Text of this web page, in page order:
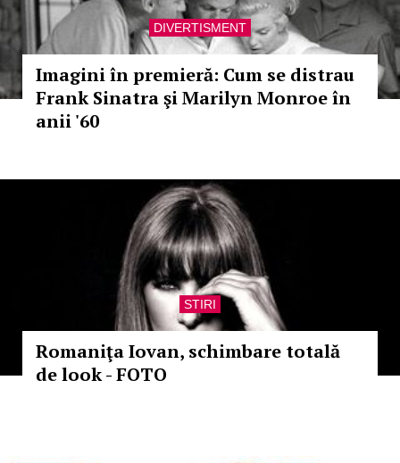
DIVERTISMENT
Imagini în premieră: Cum se distrau
Frank Sinatra şi Marilyn Monroe în
anii '60
STIRI
Romaniţa Iovan, schimbare totală
de look - FOTO